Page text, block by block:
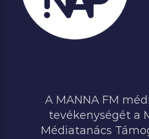
A MANNA FM
tevékenységét a
Médiatanács